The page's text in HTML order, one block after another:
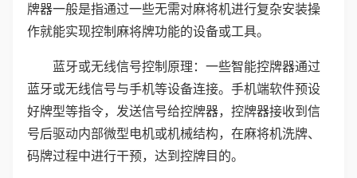
牌器一般是指通过一些无需对麻将机进行复杂安装操
作就能实现控制麻将牌功能的设备或工具。
蓝牙或无线信号控制原理：一些智能控牌器通过
蓝牙或无线信号与手机等设备连接。手机端软件预设
好牌型等指令，发送信号给控牌器，控牌器接收到信
号后驱动内部微型电机或机械结构，在麻将机洗牌、
码牌过程中进行干预，达到控牌目的。